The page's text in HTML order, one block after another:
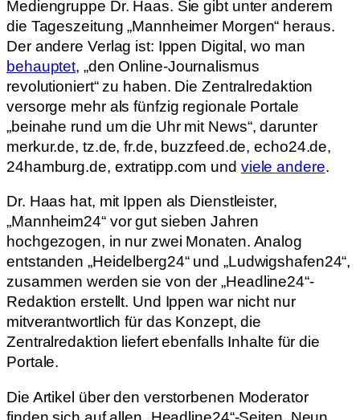
Mediengruppe Dr. Haas. Sie gibt unter anderem
die Tageszeitung „Mannheimer Morgen“ heraus.
Der andere Verlag ist: Ippen Digital, wo man
behauptet, „den Online-Journalismus
revolutioniert“ zu haben. Die Zentralredaktion
versorge mehr als fünfzig regionale Portale
„beinahe rund um die Uhr mit News“, darunter
merkur.de, tz.de, fr.de, buzzfeed.de, echo24.de,
24hamburg.de, extratipp.com und viele andere.
Dr. Haas hat, mit Ippen als Dienstleister,
„Mannheim24“ vor gut sieben Jahren
hochgezogen, in nur zwei Monaten. Analog
entstanden „Heidelberg24“ und „Ludwigshafen24“,
zusammen werden sie von der „Headline24“-
Redaktion erstellt. Und Ippen war nicht nur
mitverantwortlich für das Konzept, die
Zentralredaktion liefert ebenfalls Inhalte für die
Portale.
Die Artikel über den verstorbenen Moderator